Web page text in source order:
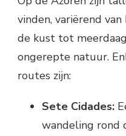
vinden, variërend
de kust tot
ongerepte natuur.
routes zijn:
Sete Cidades:
wandeling rond